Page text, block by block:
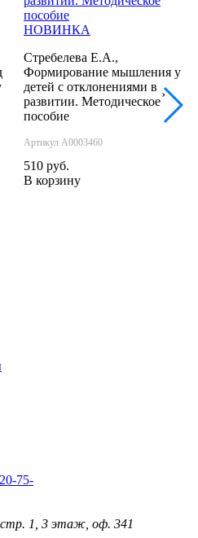
НОВИНКА
Стребелева Е.А.,
Формирование мышления у
детей с отклонениями в
развитии. Методическое
пособие
Артикул А0003460
510 руб.
В корзину
›
75-
стр. 1, 3 этаж, оф. 341